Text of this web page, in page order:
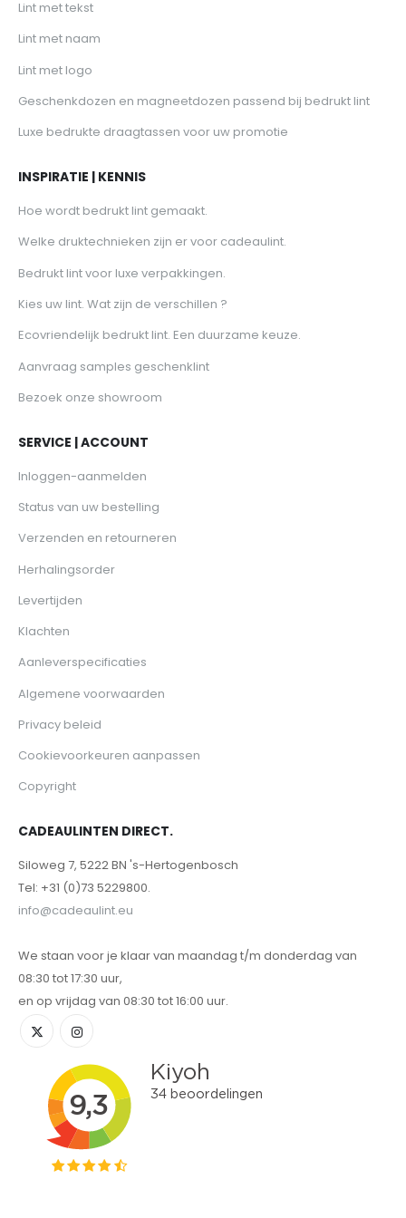
Lint met tekst
Lint met naam
Lint met logo
Geschenkdozen en magneetdozen passend bij bedrukt lint
Luxe bedrukte draagtassen voor uw promotie
INSPIRATIE | KENNIS
Hoe wordt bedrukt lint gemaakt.
Welke druktechnieken zijn er voor cadeaulint.
Bedrukt lint voor luxe verpakkingen.
Kies uw lint. Wat zijn de verschillen ?
Ecovriendelijk bedrukt lint. Een duurzame keuze.
Aanvraag samples geschenklint
Bezoek onze showroom
SERVICE | ACCOUNT
Inloggen-aanmelden
Status van uw bestelling
Verzenden en retourneren
Herhalingsorder
Levertijden
Klachten
Aanleverspecificaties
Algemene voorwaarden
Privacy beleid
Cookievoorkeuren aanpassen
Copyright
CADEAULINTEN DIRECT.
Siloweg 7, 5222 BN 's-Hertogenbosch
Tel: +31 (0)73 5229800.
info@cadeaulint.eu
We staan voor je klaar van maandag t/m donderdag van
08:30 tot 17:30 uur,
en op vrijdag van 08:30 tot 16:00 uur.